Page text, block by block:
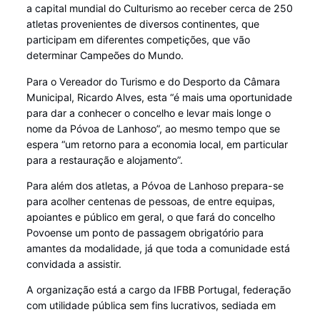
a capital mundial do Culturismo ao receber cerca de 250
atletas provenientes de diversos continentes, que
participam em diferentes competições, que vão
determinar Campeões do Mundo.
Para o Vereador do Turismo e do Desporto da Câmara
Municipal, Ricardo Alves, esta “é mais uma oportunidade
para dar a conhecer o concelho e levar mais longe o
nome da Póvoa de Lanhoso”, ao mesmo tempo que se
espera “um retorno para a economia local, em particular
para a restauração e alojamento”.
Para além dos atletas, a Póvoa de Lanhoso prepara-se
para acolher centenas de pessoas, de entre equipas,
apoiantes e público em geral, o que fará do concelho
Povoense um ponto de passagem obrigatório para
amantes da modalidade, já que toda a comunidade está
convidada a assistir.
A organização está a cargo da IFBB Portugal, federação
com utilidade pública sem fins lucrativos, sediada em